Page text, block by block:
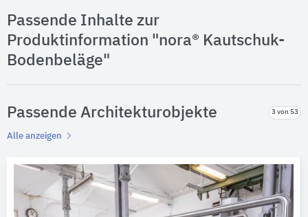
Passende Inhalte zur
Produktinformation "nora® Kautschuk-
Bodenbeläge"
Passende Architekturobjekte 3 von 53
Alle anzeigen